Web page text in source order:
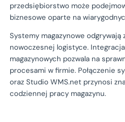
przedsiębiorstwo może
biznesowe oparte na
Systemy magazynowe odgrywają
nowoczesnej logistyce.
magazynowych pozwala na
procesami w firmie. Połączenie
oraz Studio WMS.net przynosi
codziennej pracy magazynu.